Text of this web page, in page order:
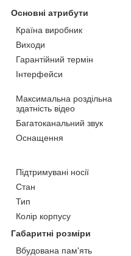
Основні атрибути
Країна виробник
Виходи
Гарантійний термін
Інтерфейси
Максимальна роздільна
здатність відео
Багатоканальний звук
Оснащення
Підтримувані носії
Стан
Тип
Колір корпусу
Габаритні розміри
Вбудована пам'ять